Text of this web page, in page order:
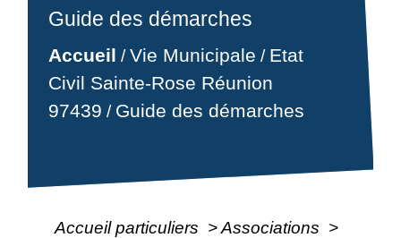
Guide des démarches
Accueil /Vie Municipale / Etat
Civil Sainte-Rose Réunion
97439 / Guide des démarches
Accueil particuliers >Associations >